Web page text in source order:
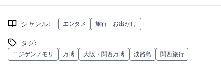
ジャンル: エンタメ 旅行・お出かけ
タグ:
ニジゲンノモリ 万博 大阪・関西万博 淡路島 関西旅行